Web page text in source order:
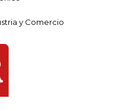
y Comercio